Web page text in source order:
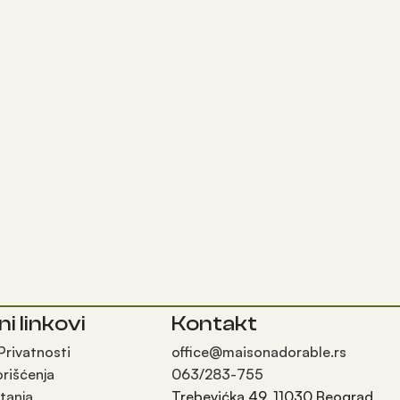
linkovi Kontakt
office@maisonadorable.rs
063/283-755
Trebevićka 49, 11030 Beograd